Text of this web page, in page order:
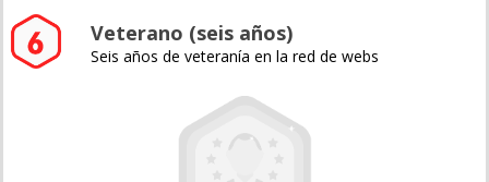
Veterano (seis años)
Seis años de veteranía en la red de webs